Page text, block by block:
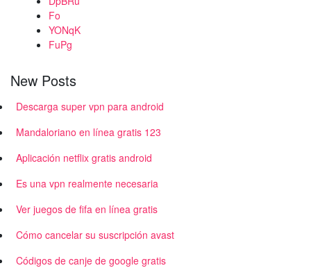
Fo
YONqK
FuPg
New Posts
Descarga super vpn para android
Mandaloriano en línea gratis 123
Aplicación netflix gratis android
Es una vpn realmente necesaria
Ver juegos de fifa en línea gratis
Cómo cancelar su suscripción avast
Códigos de canje de google gratis